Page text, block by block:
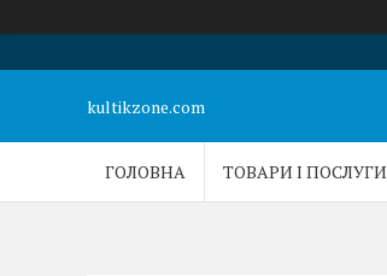
kultikzone.com
ГОЛОВНА ТОВАРИ І ПОСЛУГИ